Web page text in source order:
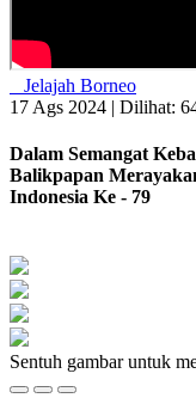
Jelajah Borneo
17 Ags 2024 | Dilihat:
Dalam Semangat
Balikpapan
Indonesia Ke - 79
Sentuh gambar untuk